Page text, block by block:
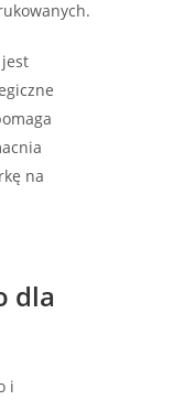
na
dla
i